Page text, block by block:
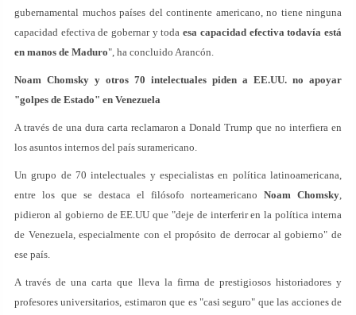
gubernamental muchos países del continente americano, no tiene ninguna
capacidad efectiva de gobernar y todaesa capacidad efectiva todavía está
en manos de Maduro", ha concluido Arancón.
Noam Chomsky y otros 70 intelectuales piden a EE.UU. no apoyar
"golpes de Estado" en Venezuela
A través de una dura carta reclamaron a Donald Trump que no interfiera en
los asuntos internos del país suramericano.
Un grupo de 70 intelectuales y especialistas en política latinoamericana,
entre los que se destaca el filósofo norteamericano Noam Chomsky,
pidieron al gobierno de EE.UU que "deje de interferir en la política interna
de Venezuela, especialmente con el propósito de derrocar al gobierno" de
ese país.
A través de una carta que lleva la firma de prestigiosos historiadores y
profesores universitarios, estimaron que es "casi seguro" que las acciones de